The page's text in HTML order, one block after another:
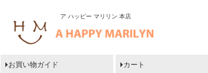
ア ハッピー マリリン 本店
お買い物ガイド カート